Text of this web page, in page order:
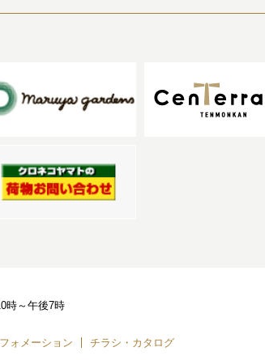
時～午後7時
ォメーション チラシ・カタログ